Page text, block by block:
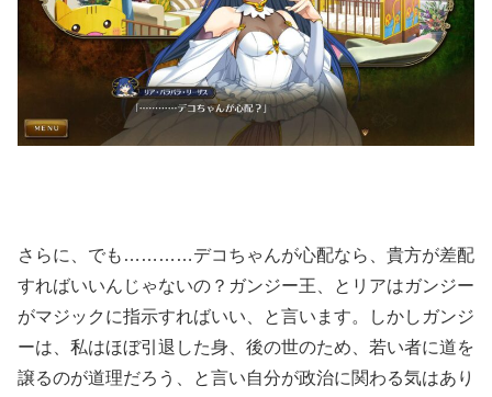
さらに、でも…………デコちゃんが心配なら、貴方が差配
すればいいんじゃないの？ガンジー王、とリアはガンジー
がマジックに指示すればいい、と言います。しかしガンジ
ーは、私はほぼ引退した身、後の世のため、若い者に道を
譲るのが道理だろう、と言い自分が政治に関わる気はあり